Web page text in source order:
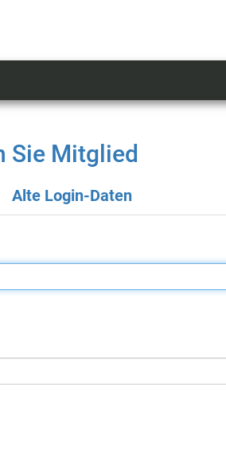
Sie Mitglied
Alte Login-Daten